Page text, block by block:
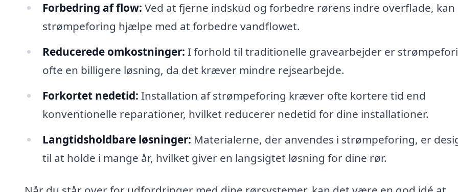
Forbedring af flow: Ved at fjerne indskud og forbedre rørens indre overflade, kan
strømpeforing hjælpe med at forbedre vandflowet.
Reducerede omkostninger: I forhold til traditionelle gravearbejder er
ofte en billigere løsning, da det kræver mindre rejsearbejde.
Forkortet nedetid: Installation af strømpeforing kræver ofte kortere tid end
konventionelle reparationer, hvilket reducerer nedetid for dine installationer.
Langtidsholdbare løsninger: Materialerne, der anvendes i strømpeforing, er
til at holde i mange år, hvilket giver en langsigtet løsning for dine rør.